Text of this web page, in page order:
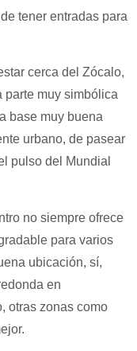
tener entradas para
cerca del Zócalo,
parte muy simbólica
base muy buena
urbano, de pasear
pulso del Mundial
no siempre ofrece
para varios
ubicación, sí,
en
otras zonas como